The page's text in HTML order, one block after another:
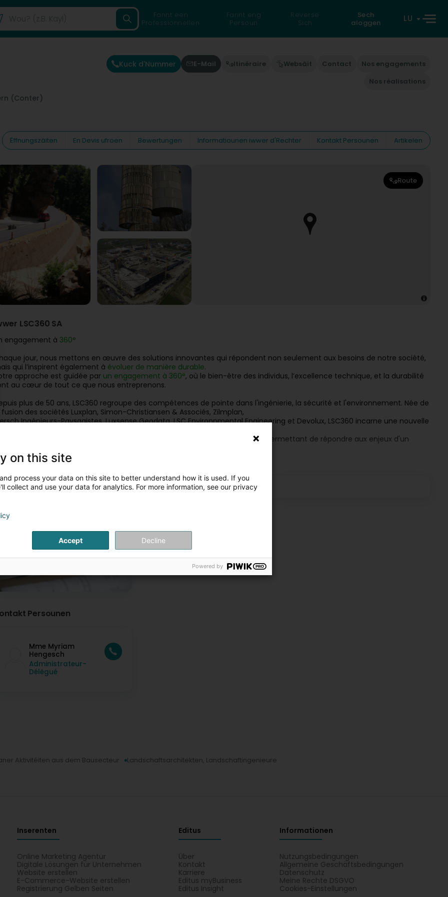
Fannt een
Professionnellen
Fannt eng
Persoun
Reverse
Sich
Sech
aloggen
LU
(Conter)
Kuck d'Nummer E-Mail Itinéraire Websäit Contact
Nos engagements
Nos réalisations
Ëffnungszäiten En Devis ufroen Bewertungen Informatiounen iwwer d'Rechter Kontakt Persounen
Artikelen
Route
LSC360 SA
engagement à 360°
jour, nous mettons en œuvre des solutions innovantes qui répondent non seulement aux besoins de notre société,
qui l’inspirent également à évoluer de manière durable.
approche est guidée par un engagement à 360°, où le bien-être des individus, l’excellence technique, et la durabilité
au cœur de tout ce que nous entreprenons.
plus de 50 ans, LSC360 regroupe des compétences de pointe dans l'ingénierie, la sécurité et l'environnement. Née de
fusion des sociétés Luxplan, Simon-Christiansen & Associés, Zilmplan,
Ingénieurs-Paysagistes, Luxsense Geodata, LSC Environnmental Engineering et Devolux, LSC360 incarne une nouvelle
marque une étape déterminante dans notre évolution, nous permettant de répondre aux enjeux d'un
est ouverte du lundi au vendredi de 7h00 à 17h00.
réception est joignable par téléphone de 8h00 à 12h00 ainsi que de 13h00 à 17h00.
Persounen
Mme Myriam
Hengesch
Administrateur-
Délégué
Aktivitéiten aus dem Bausecteur Landschaftsarchitekten, Landschaftingenieure
Inserenten
Online Marketing Agentur
Digitale Lösungen für Unternehmen
Website erstellen
E-Commerce-Website erstellen
Registrierung Gelben Seiten
Editus
Über
Kontakt
Karriere
Editus myBusiness
Editus Insight
Informationen
Nutzungsbedingungen
Allgemeine Geschäftsbedingungen
Datenschutz
Meine Rechte DSGVO
Cookies-Einstellungen
on this site
process your data on this site to better understand how it is used. If you
collect and use your data for analytics. For more information, see our privacy
Accept Decline
Powered by